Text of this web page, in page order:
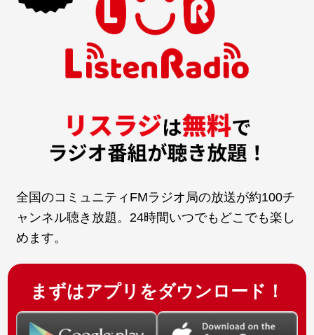
全国のコミュニティFMラジオ局の放送が約100チ
ャンネル聴き放題。24時間いつでもどこでも楽し
めます。
まずはアプリをダウンロード！